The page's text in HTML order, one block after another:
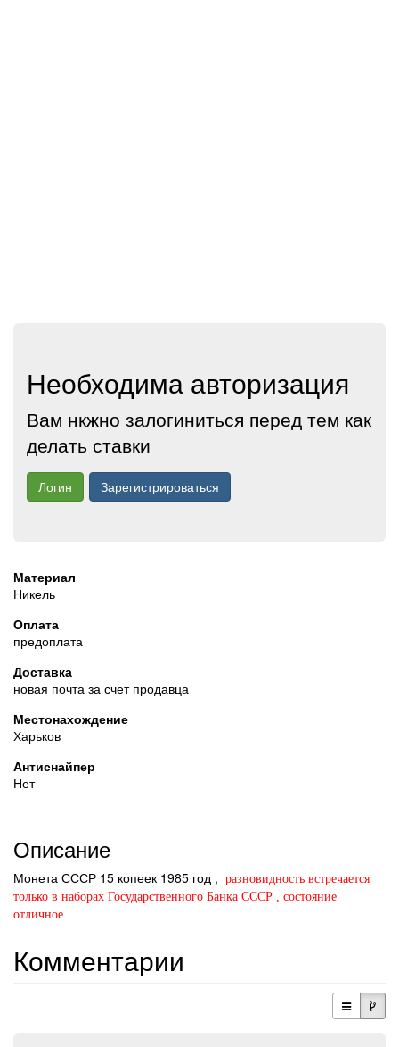
Необходима авторизация
Вам нкжно залогиниться перед тем как
делать ставки
Логин Зарегистрироваться
Материал
Никель
Оплата
предоплата
Доставка
новая почта за счет продавца
Местонахождение
Харьков
Антиснайпер
Нет
Описание
Монета СССР 15 копеек 1985 год , разновидность встречается
только в наборах Государственного Банка СССР , состояние
отличное
Комментарии